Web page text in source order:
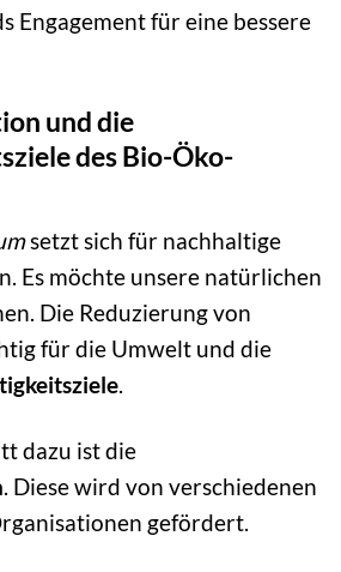
Engagement für eine bessere
und die
des Bio-Öko-
setzt sich für nachhaltige
Es möchte unsere natürlichen
Die Reduzierung von
für die Umwelt und die
.
dazu ist die
. Diese wird von verschiedenen
gefördert.